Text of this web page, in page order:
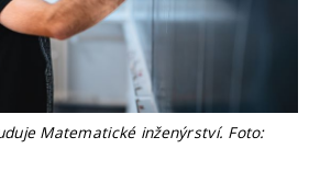
Matematické inženýrství. Foto: